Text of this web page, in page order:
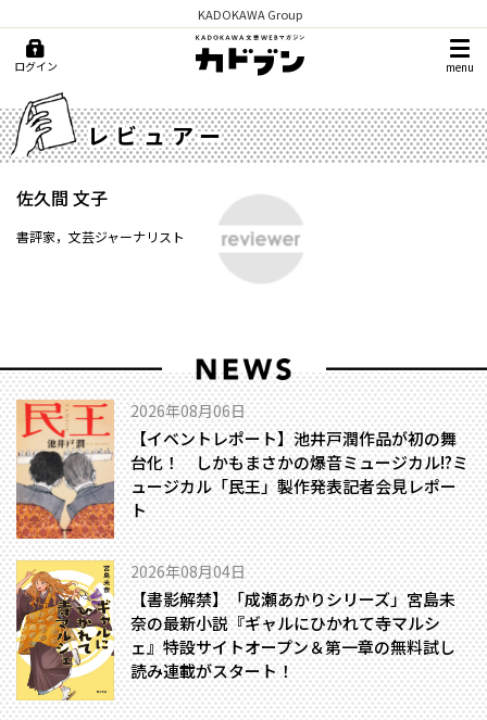
KADOKAWA Group
ログイン menu
レビュアー
佐久間 文子
書評家，文芸ジャーナリスト
2026年08月06日
【イベントレポート】池井戸潤作品が初の舞
台化！ しかもまさかの爆音ミュージカル!?――ミ
ュージカル「民王」製作発表記者会見レポー
ト
2026年08月04日
【書影解禁】「成瀬あかりシリーズ」宮島未
奈の最新小説『ギャルにひかれて寺マルシ
ェ』特設サイトオープン＆第一章の無料試し
読み連載がスタート！